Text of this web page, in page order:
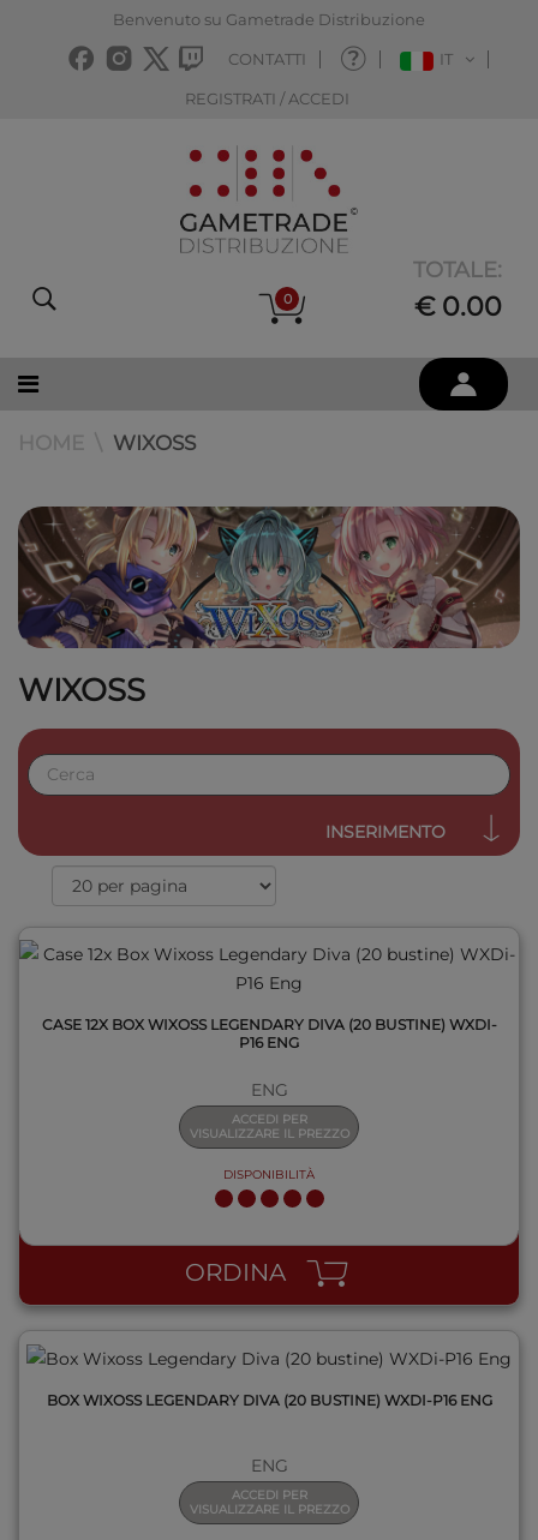
Benvenuto su Gametrade Distribuzione
CONTATTI IT
REGISTRATI / ACCEDI
0
TOTALE:
€ 0.00
WIXOSS
WIXOSS
INSERIMENTO
CASE 12X BOX WIXOSS LEGENDARY DIVA (20 BUSTINE) WXDI-
P16 ENG
ENG
ACCEDI PER
VISUALIZZARE IL PREZZO
DISPONIBILITÀ
ORDINA
QUICK VIEW
BOX WIXOSS LEGENDARY DIVA (20 BUSTINE) WXDI-P16 ENG
ENG
ACCEDI PER
VISUALIZZARE IL PREZZO